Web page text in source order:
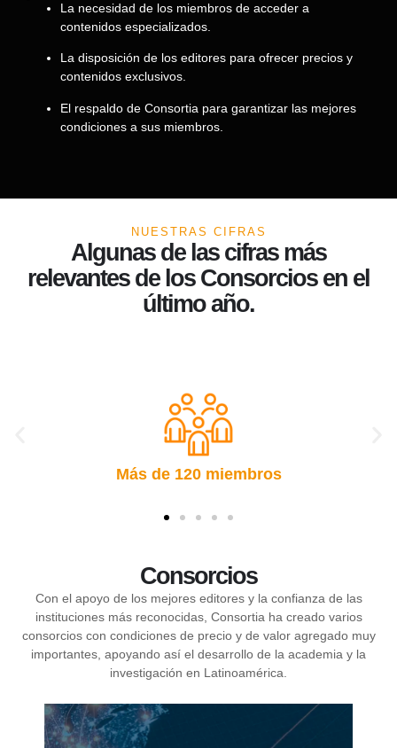
La necesidad de los miembros de acceder a
contenidos especializados.
La disposición de los editores para ofrecer precios y
contenidos exclusivos.
El respaldo de Consortia para garantizar las mejores
condiciones a sus miembros.
NUESTRAS CIFRAS
Algunas de las cifras más
relevantes de los Consorcios en el
último año.
Más de 46M en descargas
Consorcios
Con el apoyo de los mejores editores y la confianza de las
instituciones más reconocidas, Consortia ha creado varios
consorcios con condiciones de precio y de valor agregado muy
importantes, apoyando así el desarrollo de la academia y la
investigación en Latinoamérica.